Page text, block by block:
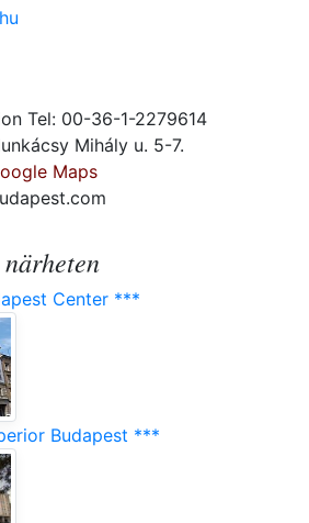
Tel: 00-36-1-2279614
Mihály u. 5-7.
Maps
Center ***
Budapest ***